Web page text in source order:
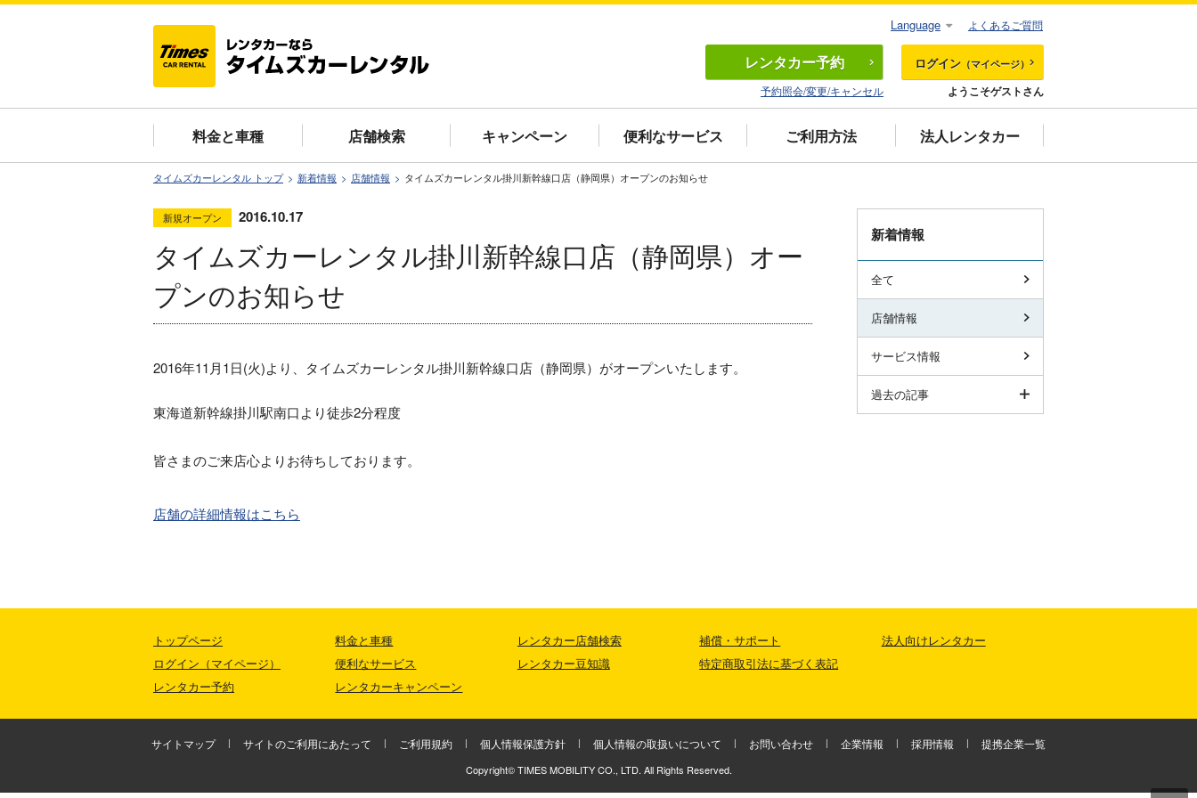
レンタカー予約
予約照会/変更/キャンセル
ログイン （マイページ）
ようこそゲストさん
料金と車種 店舗検索 キャンペーン 便利なサービス ご利用方法 法人レンタカー
よくあるご質問
Language
タイムズカーレンタル トップ 新着情報 店舗情報 タイムズカーレンタル掛川新幹線口店（静岡県）オープンのお知らせ
新規オープン 2016.10.17
タイムズカーレンタル掛川新幹線口店（静岡県）オー
プンのお知らせ
2016年11月1日(火)より、タイムズカーレンタル掛川新幹線口店（静岡県）がオープンいたします。
東海道新幹線掛川駅南口より徒歩2分程度
皆さまのご来店心よりお待ちしております。
店舗の詳細情報はこちら
新着情報
全て
店舗情報
サービス情報
過去の記事
トップページ
ログイン（マイページ）
レンタカー予約
料金と車種
便利なサービス
レンタカーキャンペーン
レンタカー店舗検索
レンタカー豆知識
補償・サポート
特定商取引法に基づく表記
法人向けレンタカー
サイトマップ サイトのご利用にあたって ご利用規約 個人情報保護方針 個人情報の取扱いについて お問い合わせ 企業情報 採用情報 提携企業一覧
Copyright© TIMES MOBILITY CO., LTD. All Rights Reserved.